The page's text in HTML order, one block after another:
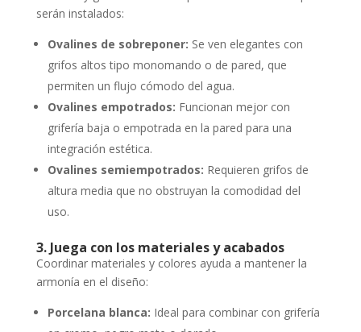
serán instalados:
Ovalines de sobreponer: Se ven elegantes con
grifos altos tipo monomando o de pared, que
permiten un flujo cómodo del agua.
Ovalines empotrados: Funcionan mejor con
grifería baja o empotrada en la pared para una
integración estética.
Ovalines semiempotrados: Requieren grifos de
altura media que no obstruyan la comodidad del
uso.
3. Juega con los materiales y acabados
Coordinar materiales y colores ayuda a mantener la
armonía en el diseño:
Porcelana blanca: Ideal para combinar con grifería